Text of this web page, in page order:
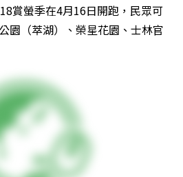
賞螢季在4月16日開跑，民眾可
園（萃湖）、榮星花園、士林官